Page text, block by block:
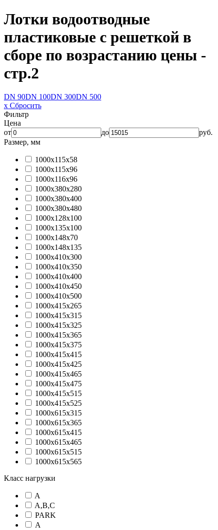
Лотки водоотводные
пластиковые с решеткой в
сборе по возрастанию цены -
стр.2
DN 90DN 100DN 300DN 500
x Сбросить
Фильтр
Цена
от
до
руб.
Размер, мм
1000x115x58
1000x115x96
1000x116x96
1000x380x280
1000x380x400
1000x380x480
1000х128х100
1000х135х100
1000х148х70
1000х148х135
1000х410х300
1000х410х350
1000х410х400
1000х410х450
1000х410х500
1000х415х265
1000х415х315
1000х415х325
1000х415х365
1000х415х375
1000х415х415
1000х415х425
1000х415х465
1000х415х475
1000х415х515
1000х415х525
1000х615х315
1000х615х365
1000х615х415
1000х615х465
1000х615х515
1000х615х565
Класс нагрузки
A
A,В,C
PARK
А